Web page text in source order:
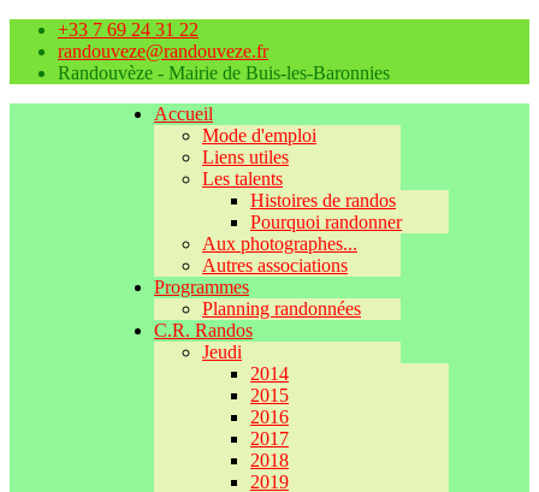
+33 7 69 24 31 22
randouveze@randouveze.fr
Randouvèze - Mairie de Buis-les-Baronnies
Accueil
Mode d'emploi
Liens utiles
Les talents
Histoires de randos
Pourquoi randonner
Aux photographes...
Autres associations
Programmes
Planning randonnées
C.R. Randos
Jeudi
2014
2015
2016
2017
2018
2019